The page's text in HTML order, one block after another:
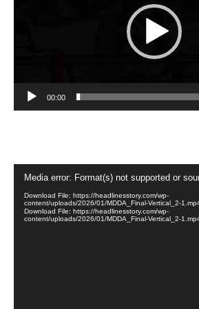
00:00
Player
Media error: Format(s) not supported or
Download File: https://headlinesstory.com/wp-
content/uploads/2026/01/MDDA_Final-Vertical_2-
Download File: https://headlinesstory.com/wp-
content/uploads/2026/01/MDDA_Final-Vertical_2-